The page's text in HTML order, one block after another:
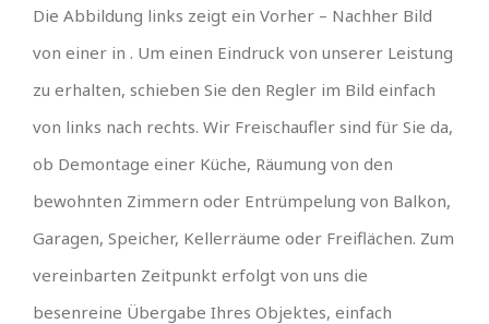
Die Abbildung links zeigt ein Vorher – Nachher Bild
von einer in . Um einen Eindruck von unserer Leistung
zu erhalten, schieben Sie den Regler im Bild einfach
von links nach rechts. Wir Freischaufler sind für Sie da,
ob Demontage einer Küche, Räumung von den
bewohnten Zimmern oder Entrümpelung von Balkon,
Garagen, Speicher, Kellerräume oder Freiflächen. Zum
vereinbarten Zeitpunkt erfolgt von uns die
besenreine Übergabe Ihres Objektes, einfach